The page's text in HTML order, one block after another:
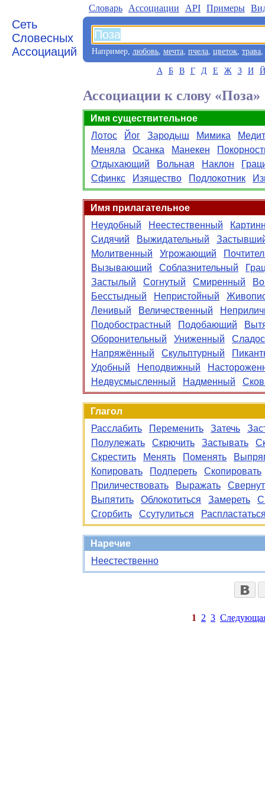
Сеть
Словесных
Ассоциаций
Словарь Aссоциации API Примеры
Например, любовь, мечта, пчела, цветок, трава,
А Б В Г Д Е Ж З И Й
Ассоциации к слову «Поза»
Имя существительное
Лотос
Йог Зародыш Мимика
Меняла
Осанка Манекен
Отдыхающий
Вольная Наклон
Сфинкс
Изящество Подлокотник
Имя прилагательное
Неудобный
Неестественный
Сидячий
Выжидательный
Молитвенный
Угрожающий
Вызывающий
Соблазнительный
Застылый
Согнутый Смиренный
Бесстыдный
Непристойный
Ленивый
Величественный
Подобострастный
Подобающий
Оборонительный
Униженный
Напряжённый
Скульптурный
Удобный
Неподвижный
Недвусмысленный
Надменный
Глагол
Расслабить
Переменить Затечь
Полулежать
Скрючить Застывать
Скрестить
Менять Поменять
Копировать
Подпереть
Скопировать
Приличествовать
Выражать
Выпятить
Облокотиться Замереть
Сгорбить
Ссутулиться
Наречие
Неестественно
1 2 3